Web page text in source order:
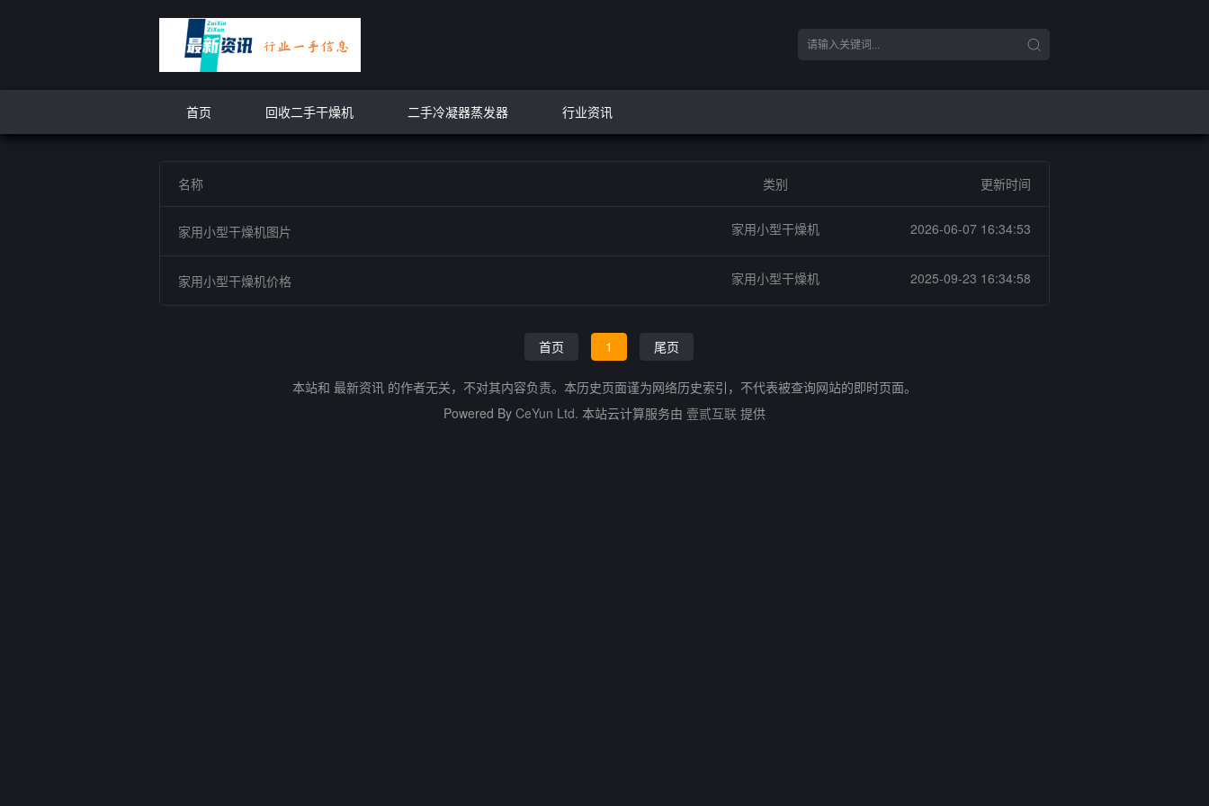
首页 回收二手干燥机 二手冷凝器蒸发器 行业资讯
名称 类别 更新时间
家用小型干燥机图片 家用小型干燥机 2026-06-07 16:34:53
家用小型干燥机价格 家用小型干燥机 2025-09-23 16:34:58
首页 1 尾页
本站和 最新资讯 的作者无关，不对其内容负责。本历史页面谨为网络历史索引，不代表被查询网站的即时页面。
Powered By CeYun Ltd. 本站云计算服务由 壹贰互联 提供